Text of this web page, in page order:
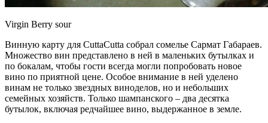
Virgin Berry sour
Винную карту для CuttaCutta собрал сомелье Сармат Габараев.
Множество вин представлено в ней в маленьких бутылках и
по бокалам, чтобы гости всегда могли попробовать новое
вино по приятной цене. Особое внимание в ней уделено
винам не только звездных виноделов, но и небольших
семейных хозяйств. Только шампанского – два десятка
бутылок, включая редчайшее вино, выдержанное в земле.